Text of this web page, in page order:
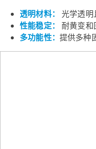
透明材料： 光学透明
性能稳定：耐黄变和
多功能性： 提供多种